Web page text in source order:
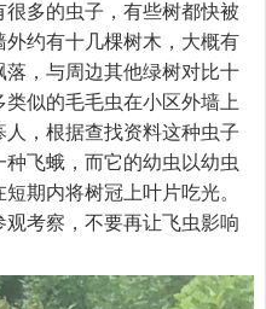
多的虫子，有些树都快被
约有十几棵树木，大概有
落，与周边其他绿树对比十
似的毛毛虫在小区外墙上
，根据查找资料这种虫子
飞蛾，而它的幼虫以幼虫
期内将树冠上叶片吃光。
考察，不要再让飞虫影响